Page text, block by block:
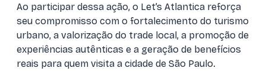
Ao participar dessa ação, o Let’s Atlantica reforça
seu compromisso com o fortalecimento do turismo
urbano, a valorização do trade local, a promoção de
experiências autênticas e a geração de benefícios
reais para quem visita a cidade de São Paulo.